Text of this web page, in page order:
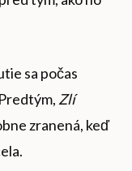
sa počas
Zlí
zranená, keď